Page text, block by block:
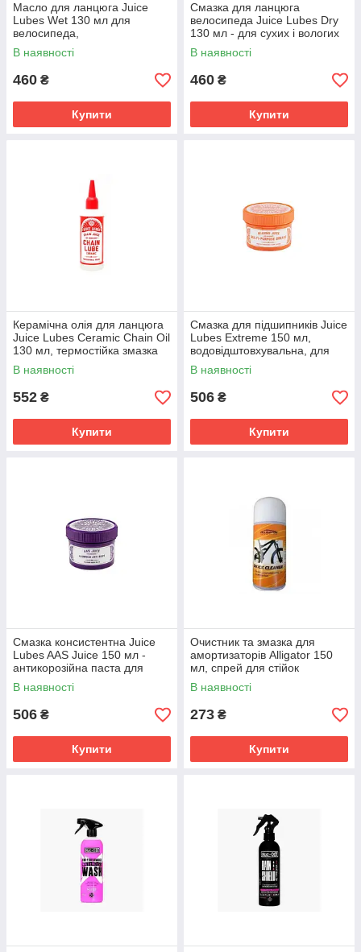
Масло для ланцюга Juice
Lubes Wet 130 мл для
велосипеда,
водонепроникне,
антикорозійне
В наявності
460 ₴
Купити
Смазка для ланцюга
велосипеда Juice Lubes Dry
130 мл - для сухих і вологих
умов
В наявності
460 ₴
Купити
Керамічна олія для ланцюга
Juice Lubes Ceramic Chain Oil
130 мл, термостійка змазка
для велосипеда.
В наявності
552 ₴
Купити
Смазка для підшипників Juice
Lubes Extreme 150 мл,
водовідштовхувальна, для
велосипедів
В наявності
506 ₴
Купити
Смазка консистентна Juice
Lubes AAS Juice 150 мл -
антикорозійна паста для
велосипеда, захист від
холодного зварювання та
В наявності
506 ₴
Купити
Очистник та змазка для
амортизаторів Alligator 150
мл, спрей для стійок
амортизаторів
В наявності
273 ₴
Купити